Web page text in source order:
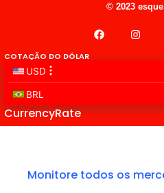
© 2023
COTAÇÃO DO DÓLAR
CurrencyRate
Monitore todos os